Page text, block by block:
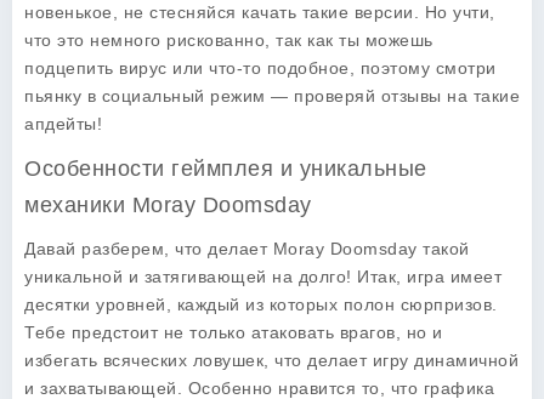
новенькое, не стесняйся качать такие версии. Но учти,
что это немного рискованно, так как ты можешь
подцепить вирус или что-то подобное, поэтому смотри
пьянку в социальный режим — проверяй отзывы на такие
апдейты!
Особенности геймплея и уникальные
механики Moray Doomsday
Давай разберем, что делает Moray Doomsday такой
уникальной и затягивающей на долго! Итак, игра имеет
десятки уровней, каждый из которых полон сюрпризов.
Тебе предстоит не только атаковать врагов, но и
избегать всяческих ловушек, что делает игру динамичной
и захватывающей. Особенно нравится то, что графика